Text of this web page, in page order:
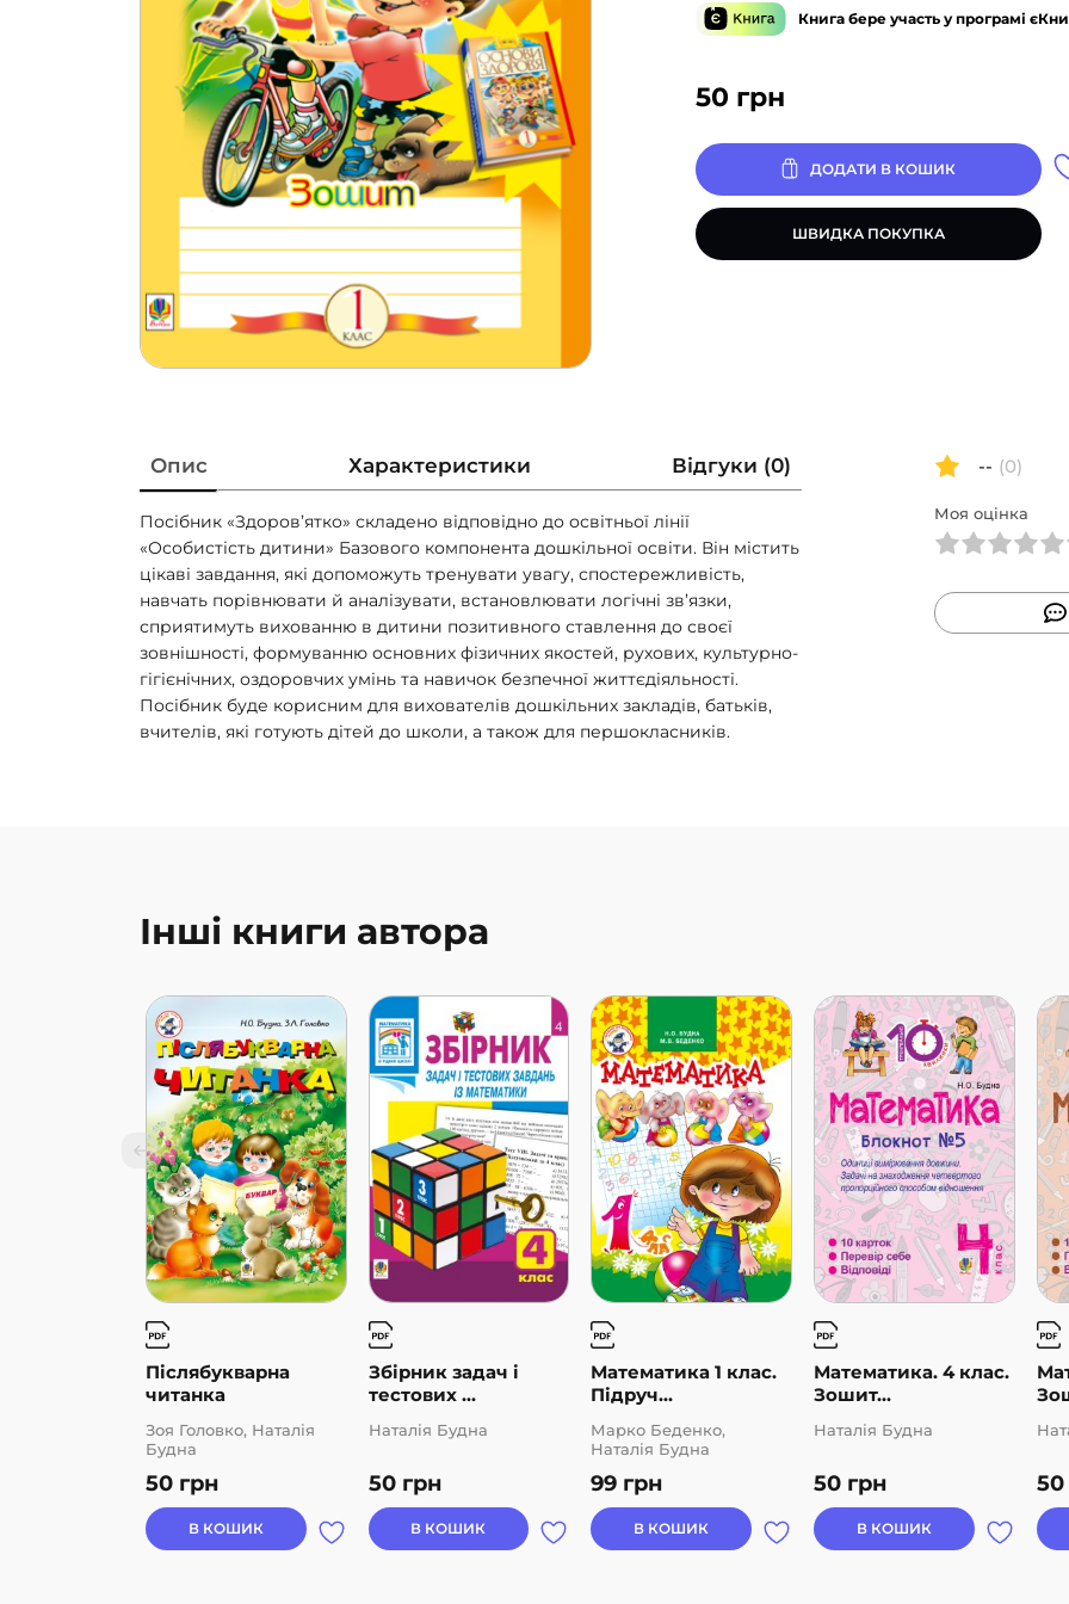
50 грн
Книга бере участь у програмі
ДОДАТИ В КОШИК
ШВИДКА ПОКУПКА
Опис Характеристики Відгуки (0)
Посібник «Здоров’ятко» складено відповідно до освітньої лінії
«Особистість дитини» Базового компонента дошкільної освіти. Він містить
цікаві завдання, які допоможуть тренувати увагу, спостережливість,
навчать порівнювати й аналізувати, встановлювати логічні зв’язки,
сприятимуть вихованню в дитини позитивного ставлення до своєї
зовнішності, формуванню основних фізичних якостей, рухових, культурно-
гігієнічних, оздоровчих умінь та навичок безпечної життєдіяльності.
Посібник буде корисним для вихователів дошкільних закладів, батьків,
вчителів, які готують дітей до школи, а також для першокласників.
-- (0)
Моя оцінка
Інші книги автора
Післябукварна
читанка
50 грн
Зоя Головко, Наталія
Будна
В КОШИК
Збірник задач і
тестових ...
50 грн
Наталія Будна
В КОШИК
Математика 1 клас.
Підруч...
99 грн
Марко Беденко,
Наталія Будна
В КОШИК
Математика. 4 клас.
Зошит...
50 грн
Наталія Будна
В КОШИК
50